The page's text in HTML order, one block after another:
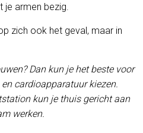
je armen bezig.
zich ook het geval, maar in
Dan kun je het beste voor
cardioapparatuur kiezen.
kun je thuis gericht aan
werken.